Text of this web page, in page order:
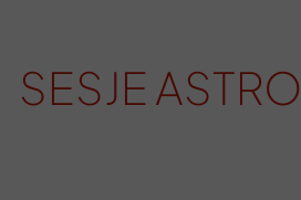
SESJE